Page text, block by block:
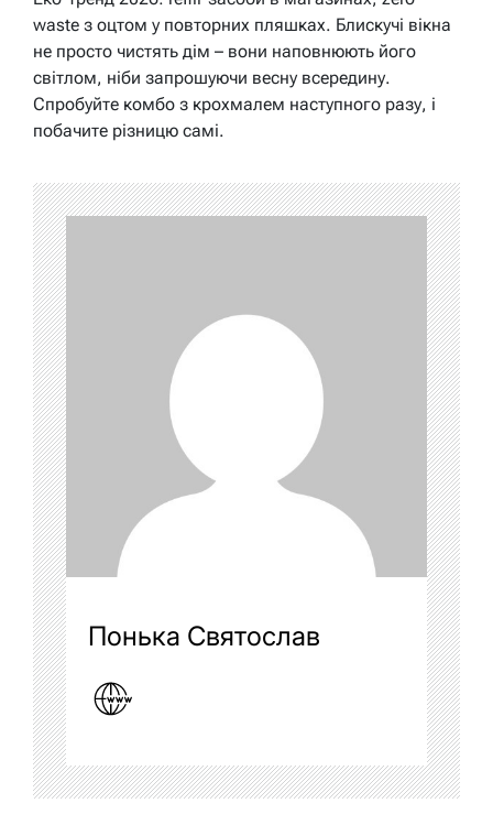
waste з оцтом у повторних пляшках. Блискучі вікна
не просто чистять дім – вони наповнюють його
світлом, ніби запрошуючи весну всередину.
Спробуйте комбо з крохмалем наступного разу, і
побачите різницю самі.
Понька Святослав